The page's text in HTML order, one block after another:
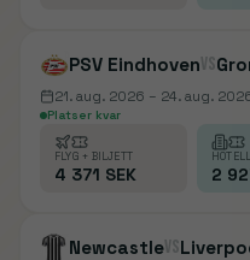
PSV Eindhovenvs
21. aug. 2026 – 24. aug.
Platser kvar
FLYG + BILJETT
4 371 SEK 2
Newcastlevs